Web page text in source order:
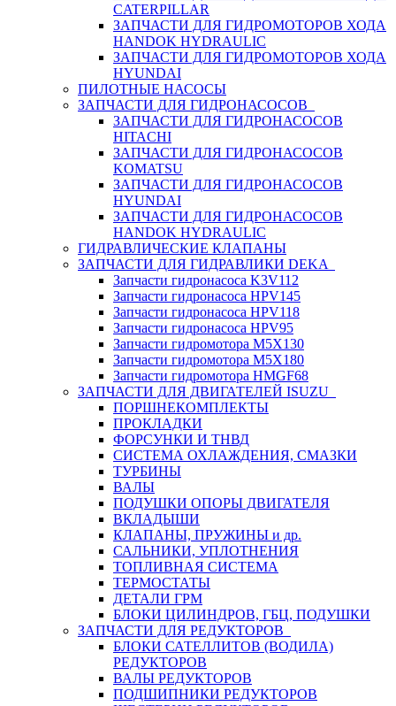
CATERPILLAR
ЗАПЧАСТИ ДЛЯ ГИДРОМОТОРОВ ХОДА
HANDOK HYDRAULIC
ЗАПЧАСТИ ДЛЯ ГИДРОМОТОРОВ ХОДА
HYUNDAI
ПИЛОТНЫЕ НАСОСЫ
ЗАПЧАСТИ ДЛЯ ГИДРОНАСОСОВ
ЗАПЧАСТИ ДЛЯ ГИДРОНАСОСОВ
HITACHI
ЗАПЧАСТИ ДЛЯ ГИДРОНАСОСОВ
KOMATSU
ЗАПЧАСТИ ДЛЯ ГИДРОНАСОСОВ
HYUNDAI
ЗАПЧАСТИ ДЛЯ ГИДРОНАСОСОВ
HANDOK HYDRAULIC
ГИДРАВЛИЧЕСКИЕ КЛАПАНЫ
ЗАПЧАСТИ ДЛЯ ГИДРАВЛИКИ DEKA
Запчасти гидронасоса K3V112
Запчасти гидронасоса HPV145
Запчасти гидронасоса HPV118
Запчасти гидронасоса HPV95
Запчасти гидромотора M5X130
Запчасти гидромотора M5X180
Запчасти гидромотора HMGF68
ЗАПЧАСТИ ДЛЯ ДВИГАТЕЛЕЙ ISUZU
ПОРШНЕКОМПЛЕКТЫ
ПРОКЛАДКИ
ФОРСУНКИ И ТНВД
СИСТЕМА ОХЛАЖДЕНИЯ, СМАЗКИ
ТУРБИНЫ
ВАЛЫ
ПОДУШКИ ОПОРЫ ДВИГАТЕЛЯ
ВКЛАДЫШИ
КЛАПАНЫ, ПРУЖИНЫ и др.
САЛЬНИКИ, УПЛОТНЕНИЯ
ТОПЛИВНАЯ СИСТЕМА
ТЕРМОСТАТЫ
ДЕТАЛИ ГРМ
БЛОКИ ЦИЛИНДРОВ, ГБЦ, ПОДУШКИ
ЗАПЧАСТИ ДЛЯ РЕДУКТОРОВ
БЛОКИ САТЕЛЛИТОВ (ВОДИЛА)
РЕДУКТОРОВ
ВАЛЫ РЕДУКТОРОВ
ПОДШИПНИКИ РЕДУКТОРОВ